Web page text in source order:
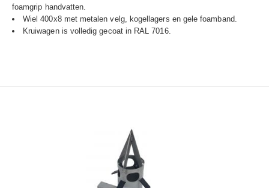
foamgrip handvatten.
Wiel 400x8 met metalen velg, kogellagers en gele foamband.
Kruiwagen is volledig gecoat in RAL 7016.